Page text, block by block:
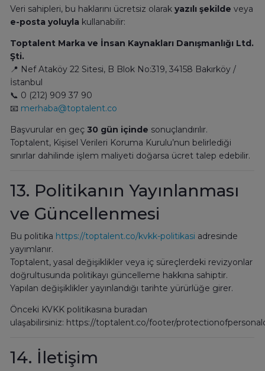
Veri sahipleri, bu haklarını ücretsiz olarak yazılı şekilde veya
e-posta yoluyla kullanabilir:
Toptalent Marka ve İnsan Kaynakları Danışmanlığı Ltd.
Şti.
📍 Nef Ataköy 22 Sitesi, B Blok No:319, 34158 Bakırköy /
İstanbul
📞 0 (212) 909 37 90
📧 merhaba@toptalent.co
Başvurular en geç 30 gün içinde sonuçlandırılır.
Toptalent, Kişisel Verileri Koruma Kurulu’nun belirlediği
sınırlar dahilinde işlem maliyeti doğarsa ücret talep edebilir.
13. Politikanın Yayınlanması
ve Güncellenmesi
Bu politika https://toptalent.co/kvkk-politikasi adresinde
yayımlanır.
Toptalent, yasal değişiklikler veya iç süreçlerdeki revizyonlar
doğrultusunda politikayı güncelleme hakkına sahiptir.
Yapılan değişiklikler yayınlandığı tarihte yürürlüğe girer.
Önceki KVKK politikasına buradan
ulaşabilirsiniz: https://toptalent.co/footer/
14. İletişim